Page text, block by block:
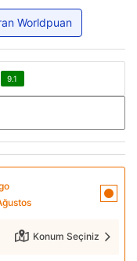
Worldpuan
9.1
Konum Seçiniz